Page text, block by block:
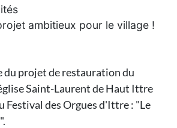
ambitieux pour le village !
du projet de restauration du
Saint-Laurent de Haut Ittre
Festival des Orgues d'Ittre : "Le